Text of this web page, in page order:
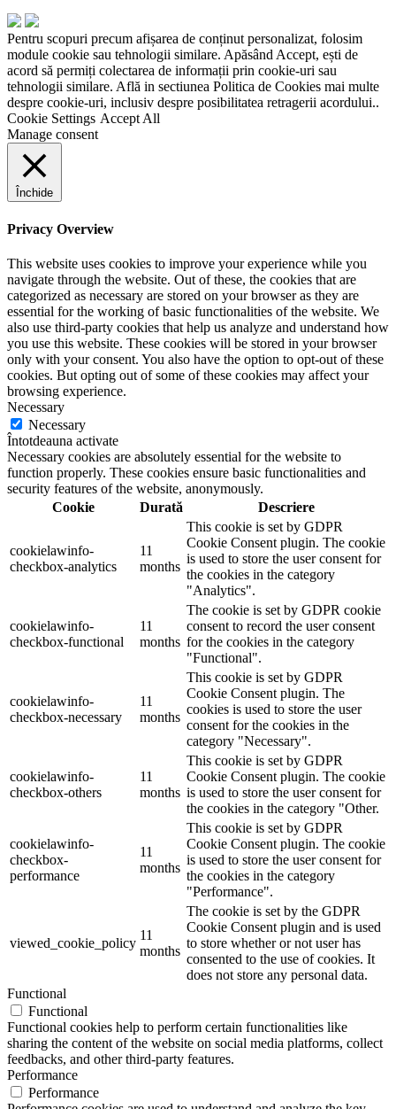
Pentru scopuri precum afișarea de conținut personalizat, folosim
module cookie sau tehnologii similare. Apăsând Accept, ești de
acord să permiți colectarea de informații prin cookie-uri sau
tehnologii similare. Află in sectiunea Politica de Cookies mai multe
despre cookie-uri, inclusiv despre posibilitatea retragerii acordului..
Cookie Settings Accept All
Manage consent
Închide
Privacy Overview
This website uses cookies to improve your experience while you
navigate through the website. Out of these, the cookies that are
categorized as necessary are stored on your browser as they are
essential for the working of basic functionalities of the website. We
also use third-party cookies that help us analyze and understand how
you use this website. These cookies will be stored in your browser
only with your consent. You also have the option to opt-out of these
cookies. But opting out of some of these cookies may affect your
browsing experience.
Necessary
Necessary
Întotdeauna activate
Necessary cookies are absolutely essential for the website to
function properly. These cookies ensure basic functionalities and
security features of the website, anonymously.
Cookie
Durată Descriere
cookielawinfo-
checkbox-analytics
11
months
This cookie is set by GDPR
Cookie Consent plugin. The cookie
is used to store the user consent for
the cookies in the category
"Analytics".
cookielawinfo-
checkbox-functional
11
months
The cookie is set by GDPR cookie
consent to record the user consent
for the cookies in the category
"Functional".
cookielawinfo-
checkbox-necessary
11
months
This cookie is set by GDPR
Cookie Consent plugin. The
cookies is used to store the user
consent for the cookies in the
category "Necessary".
cookielawinfo-
checkbox-others
11
months
This cookie is set by GDPR
Cookie Consent plugin. The cookie
is used to store the user consent for
the cookies in the category "Other.
cookielawinfo-
checkbox-
performance
11
months
This cookie is set by GDPR
Cookie Consent plugin. The cookie
is used to store the user consent for
the cookies in the category
"Performance".
viewed_cookie_policy
11
months
The cookie is set by the GDPR
Cookie Consent plugin and is used
to store whether or not user has
consented to the use of cookies. It
does not store any personal data.
Functional
Functional
Functional cookies help to perform certain functionalities like
sharing the content of the website on social media platforms, collect
feedbacks, and other third-party features.
Performance
Performance